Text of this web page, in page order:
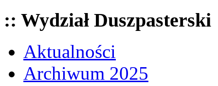
:: Wydział Duszpasterski
Aktualności
Archiwum 2025